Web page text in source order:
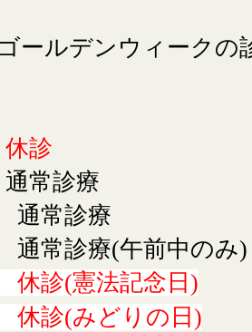
ールデンウィークの
診
常診療
常診療
常診療(午前中のみ)
診(憲法記念日)
診(みどりの日)